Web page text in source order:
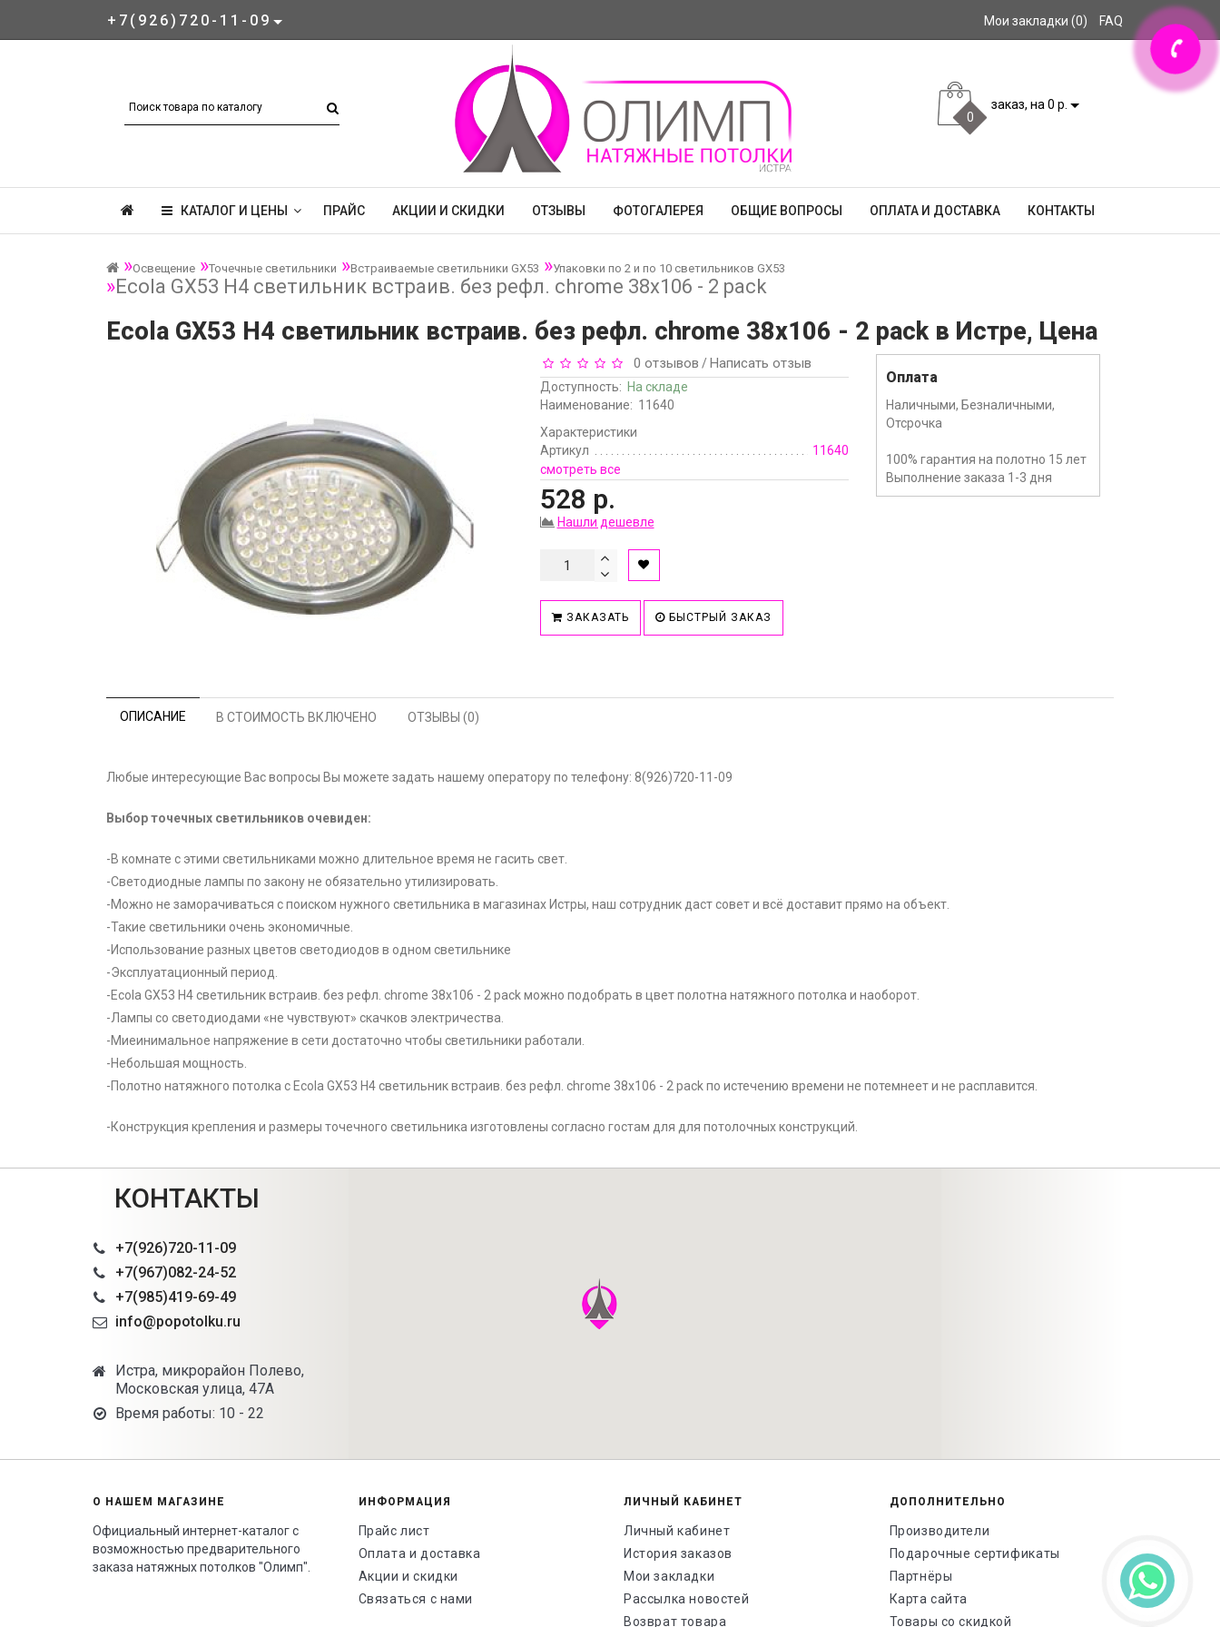
+7(926)720-11-09 Мои закладки (0) FAQ
0
заказ, на 0 р.
КАТАЛОГ И ЦЕНЫ ПРАЙС АКЦИИ И СКИДКИ ОТЗЫВЫ ФОТОГАЛЕРЕЯ ОБЩИЕ ВОПРОСЫ ОПЛАТА И ДОСТАВКА КОНТАКТЫ
Освещение Точечные светильники Встраиваемые светильники GX53 Упаковки по 2 и по 10 светильников GX53
Ecola GX53 H4 светильник встраив. без рефл. chrome 38х106 - 2 pack
Ecola GX53 H4 светильник встраив. без рефл. chrome 38х106 - 2 pack в Истре, Цена
0 отзывов / Написать отзыв
Доступность: На складе
Наименование: 11640
Характеристики
Артикул
11640
смотреть все
528 р.
Нашли дешевле
ЗАКАЗАТЬ БЫСТРЫЙ ЗАКАЗ
Оплата
Наличными, Безналичными,
Отсрочка
100% гарантия на полотно 15 лет
Выполнение заказа 1-3 дня
ОПИСАНИЕ В СТОИМОСТЬ ВКЛЮЧЕНО ОТЗЫВЫ (0)
Любые интересующие Вас вопросы Вы можете задать нашему оператору по телефону: 8(926)720-11-09
Выбор точечных светильников очевиден:
-В комнате с этими светильниками можно длительное время не гасить свет.
-Светодиодные лампы по закону не обязательно утилизировать.
-Можно не заморачиваться с поиском нужного светильника в магазинах Истры, наш сотрудник даст совет и всё доставит прямо на объект.
-Такие светильники очень экономичные.
-Использование разных цветов светодиодов в одном светильнике
-Эксплуатационный период.
-Ecola GX53 H4 светильник встраив. без рефл. chrome 38х106 - 2 pack можно подобрать в цвет полотна натяжного потолка и наоборот.
-Лампы со светодиодами «не чувствуют» скачков электричества.
-Миеинимальное напряжение в сети достаточно чтобы светильники работали.
-Небольшая мощность.
-Полотно натяжного потолка с Ecola GX53 H4 светильник встраив. без рефл. chrome 38х106 - 2 pack по истечению времени не потемнеет и не расплавится.
-Конструкция крепления и размеры точечного светильника изготовлены согласно гостам для для потолочных конструкций.
КОНТАКТЫ
+7(926)720-11-09
+7(967)082-24-52
+7(985)419-69-49
info@popotolku.ru
Истра, микрорайон Полево,
Московская улица, 47А
Время работы: 10 - 22
О НАШЕМ МАГАЗИНЕ
Официальный интернет-каталог с
возможностью предварительного
заказа натяжных потолков "Олимп".
ИНФОРМАЦИЯ
Прайс лист
Оплата и доставка
Акции и скидки
Связаться с нами
ЛИЧНЫЙ КАБИНЕТ
Личный кабинет
История заказов
Мои закладки
Рассылка новостей
Возврат товара
ДОПОЛНИТЕЛЬНО
Производители
Подарочные сертификаты
Партнёры
Карта сайта
Товары со скидкой